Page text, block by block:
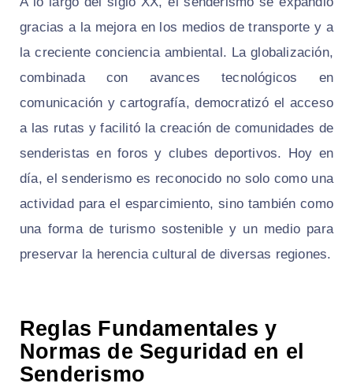
gracias a la mejora en los medios de transporte y a
la creciente conciencia ambiental. La globalización,
combinada con avances tecnológicos en
comunicación y cartografía, democratizó el acceso
a las rutas y facilitó la creación de comunidades de
senderistas en foros y clubes deportivos. Hoy en
día, el senderismo es reconocido no solo como una
actividad para el esparcimiento, sino también como
una forma de turismo sostenible y un medio para
preservar la herencia cultural de diversas regiones.
Reglas Fundamentales y
Normas de Seguridad en el
Senderismo